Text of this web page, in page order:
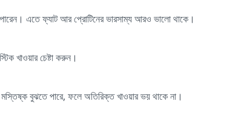
এতে ফ্যাট আর প্রোটিনের ভারসাম্য আরও ভালো থাকে।
খাওয়ার চেষ্টা করুন।
বুঝতে পারে, ফলে অতিরিক্ত খাওয়ার ভয় থাকে না।